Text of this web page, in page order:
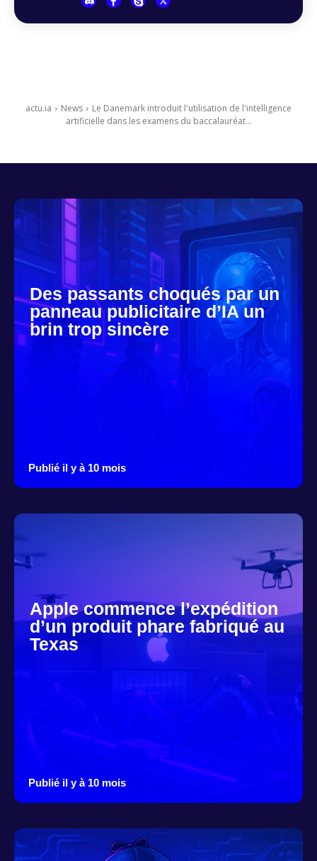
actu.ia News
Le Danemark introduit l'utilisation de l'intelligence
artificielle dans les examens du baccalauréat...
Des passants choqués par un
panneau publicitaire d’IA un
brin trop sincère
Publié il y à 10 mois
Apple commence l’expédition
d’un produit phare fabriqué au
Texas
Publié il y à 10 mois